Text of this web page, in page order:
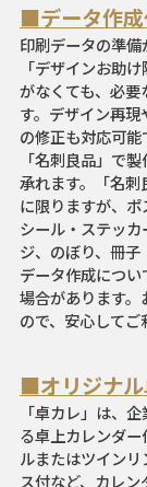
■データ作成
印刷データの準
「デザインお助
がなくても、必
す。デザイン再
の修正も対応可能
「名刺良品」で
承れます。「名
に限りますが、ポ
シール・ステッ
ジ、のぼり、冊
データ作成につ
場合があります
ので、安心してご
■オリジナル
「卓カレ」は、
る卓上カレンダ
ルまたはツイン
ス付など、カレ